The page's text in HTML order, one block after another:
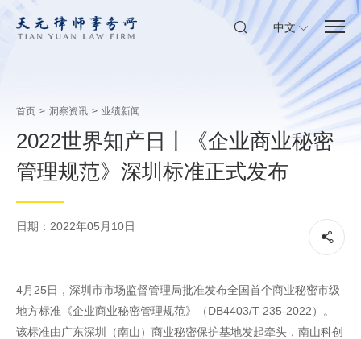
中文
首页 > 洞察资讯 > 业绩新闻
2022世界知产日丨《企业商业秘密
管理规范》深圳标准正式发布
日期：2022年05月10日
4月25日，深圳市市场监督管理局批准发布全国首个商业秘密市级
地方标准《企业商业秘密管理规范》（DB4403/T 235-2022）。
该标准由广东深圳（南山）商业秘密保护基地发起牵头，南山科创